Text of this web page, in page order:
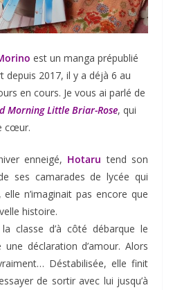
est un manga prépublié
depuis 2017, il y a déjà 6 au
en cours. Je vous ai parlé de
Morning Little Briar-Rose, qui
cœur.
enneigé, Hotaru tend son
ses camarades de lycée qui
n’imaginait pas encore que
histoire.
classe d’à côté débarque le
déclaration d’amour. Alors
Déstabilisée, elle finit
de sortir avec lui jusqu’à